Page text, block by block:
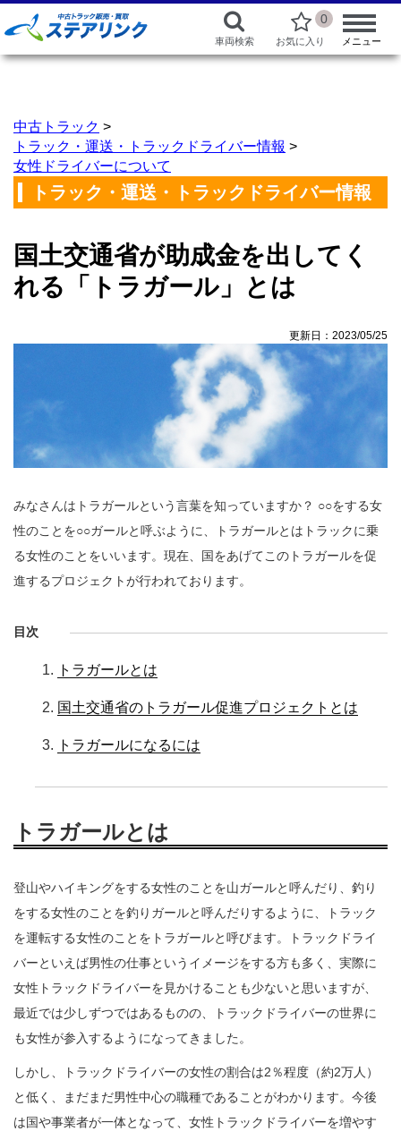
車両検索
0
お気に入り メニュー
中古トラック >
トラック・運送・トラックドライバー情報 >
女性ドライバーについて
トラック・運送・トラックドライバー情報
国土交通省が助成金を出してく
れる「トラガール」とは
更新日：2023/05/25
みなさんはトラガールという言葉を知っていますか？ ○○をする女
性のことを○○ガールと呼ぶように、トラガールとはトラックに乗
る女性のことをいいます。現在、国をあげてこのトラガールを促
進するプロジェクトが行われております。
目次
トラガールとは
国土交通省のトラガール促進プロジェクトとは
トラガールになるには
トラガールとは
登山やハイキングをする女性のことを山ガールと呼んだり、釣り
をする女性のことを釣りガールと呼んだりするように、トラック
を運転する女性のことをトラガールと呼びます。トラックドライ
バーといえば男性の仕事というイメージをする方も多く、実際に
女性トラックドライバーを見かけることも少ないと思いますが、
最近では少しずつではあるものの、トラックドライバーの世界に
も女性が参入するようになってきました。
しかし、トラックドライバーの女性の割合は2％程度（約2万人）
と低く、まだまだ男性中心の職種であることがわかります。今後
は国や事業者が一体となって、女性トラックドライバーを増やす